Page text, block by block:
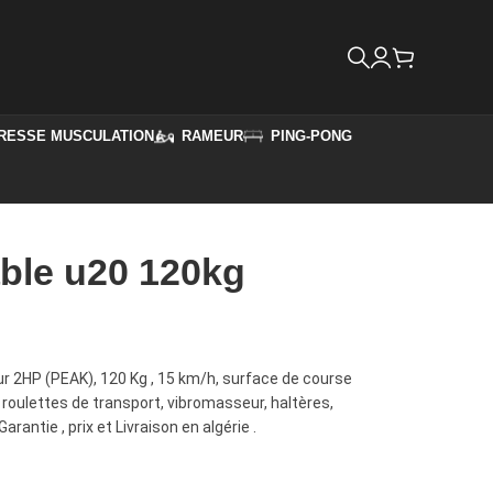
MUSCULATION RAMEUR PING-PONG
u20 120kg
(PEAK), 120 Kg , 15 km/h, surface de course
de transport, vibromasseur, haltères,
, prix et Livraison en algérie .